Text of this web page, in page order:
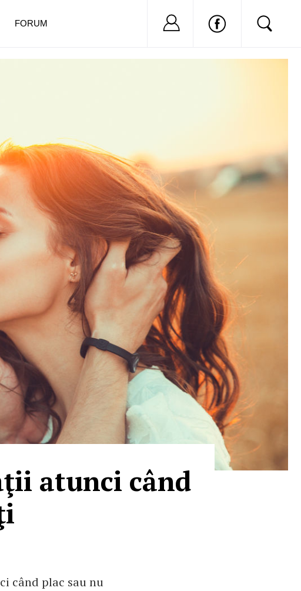
atunci când
când plac sau nu
FORUM Nu ai cont?